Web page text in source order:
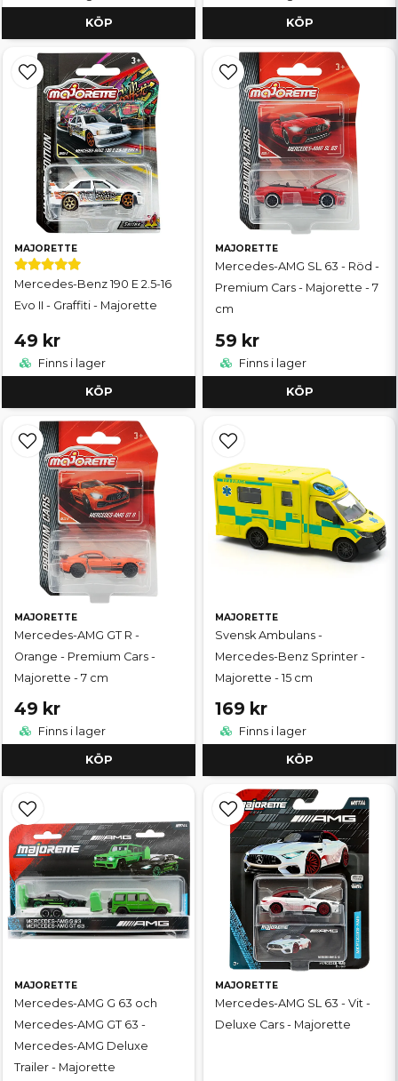
KÖP KÖP
MAJORETTE
Mercedes-Benz 190 E 2.5-16
Evo II - Graffiti - Majorette
49 kr
Finns i lager
KÖP
MAJORETTE
Mercedes-AMG SL 63 - Röd -
Premium Cars - Majorette - 7
cm
59 kr
Finns i lager
KÖP
MAJORETTE
Mercedes-AMG GT R -
Orange - Premium Cars -
Majorette - 7 cm
49 kr
Finns i lager
KÖP
MAJORETTE
Svensk Ambulans -
Mercedes-Benz Sprinter -
Majorette - 15 cm
169 kr
Finns i lager
KÖP
MAJORETTE
Mercedes-AMG G 63 och
Mercedes-AMG GT 63 -
Mercedes-AMG Deluxe
Trailer - Majorette
MAJORETTE
Mercedes-AMG SL 63 - Vit -
Deluxe Cars - Majorette